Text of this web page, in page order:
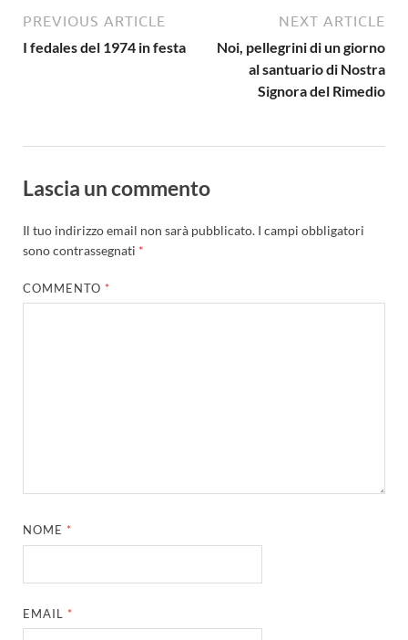
PREVIOUS ARTICLE
I fedales del 1974 in festa
NEXT ARTICLE
Noi, pellegrini di un giorno
al santuario di Nostra
Signora del Rimedio
Lascia un commento
Il tuo indirizzo email non sarà pubblicato. I campi obbligatori
sono contrassegnati *
COMMENTO *
NOME *
EMAIL *